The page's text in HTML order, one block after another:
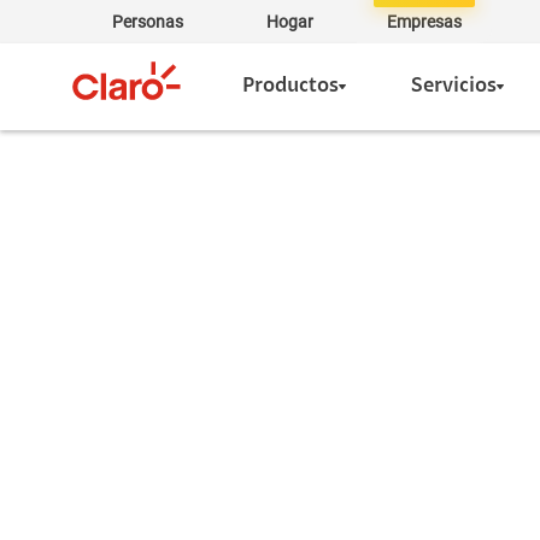
Personas Hogar Empresas
Productos Servicios